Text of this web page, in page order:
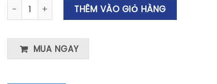
Viên Rửa Bát, Chén Finish Quantum Ultimate 51 Viên
THÊM VÀO GIỎ HÀNG
MUA NGAY